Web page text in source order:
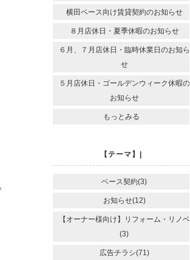
横田ベース向け賃貸契約のお知らせ
８月店休日・夏季休暇のお知らせ
６月、７月店休日・臨時休業日のお知ら
せ
５月店休日・ゴールデンウィーク休暇の
お知らせ
もっとみる
【テーマ】|
ベース契約(3)
お知らせ(12)
【オーナー様向け】リフォーム・リノベ
(3)
広告チラシ(71)